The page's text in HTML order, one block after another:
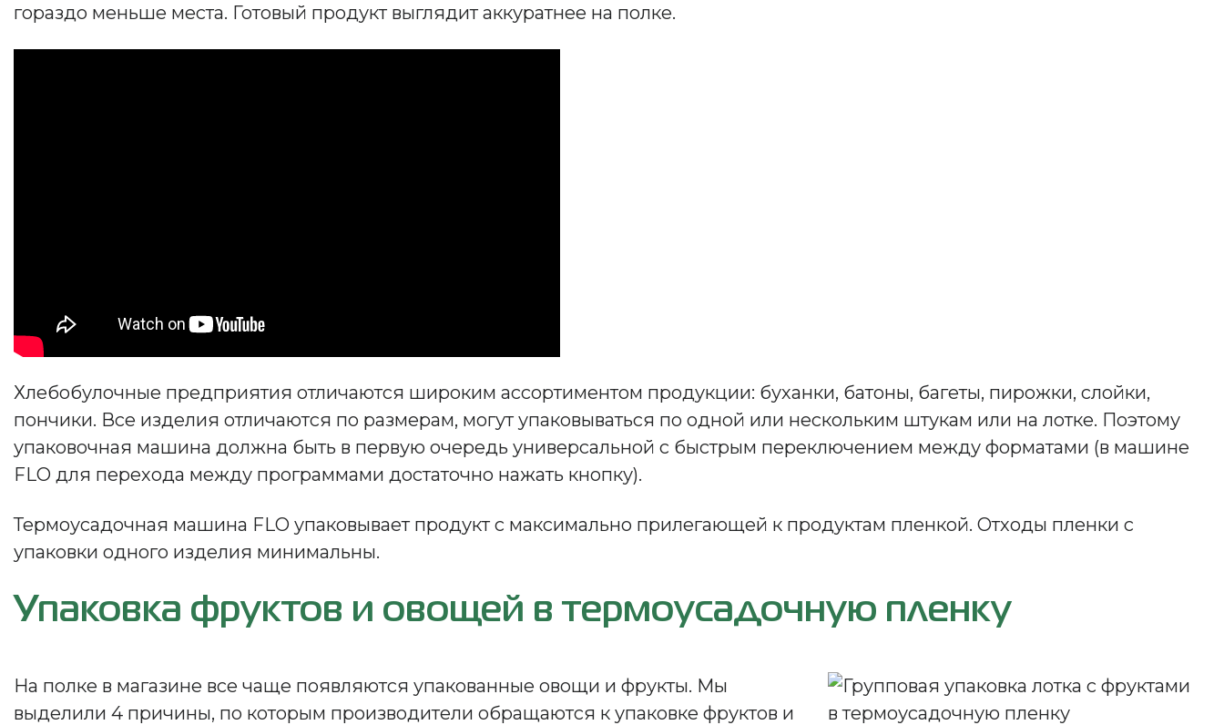
гораздо меньше места. Готовый продукт выглядит аккуратнее на полке.
Хлебобулочные предприятия отличаются широким ассортиментом продукции: буханки, батоны, багеты, пирожки, слойки,
пончики. Все изделия отличаются по размерам, могут упаковываться по одной или нескольким штукам или на лотке. Поэтому
упаковочная машина должна быть в первую очередь универсальной с быстрым переключением между форматами (в машине
FLO для перехода между программами достаточно нажать кнопку).
Термоусадочная машина FLO упаковывает продукт с максимально прилегающей к продуктам пленкой. Отходы пленки с
упаковки одного изделия минимальны.
Упаковка фруктов и овощей в термоусадочную пленку
На полке в магазине все чаще появляются упакованные овощи и фрукты. Мы
выделили 4 причины, по которым производители обращаются к упаковке фруктов и